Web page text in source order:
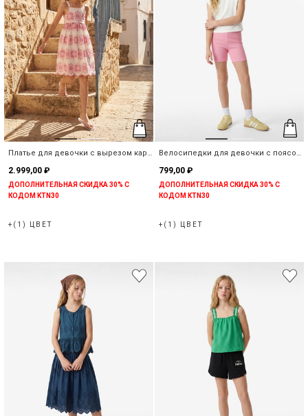
Платье для девочки с вырезом каре
2.999,00 ₽
ДОПОЛНИТЕЛЬНАЯ СКИДКА 30% С
КОДОМ KTN30
+(1) ЦВЕТ
Велосипедки для девочки с поясом
799,00 ₽
ДОПОЛНИТЕЛЬНАЯ СКИДКА 30% С
КОДОМ KTN30
+(1) ЦВЕТ